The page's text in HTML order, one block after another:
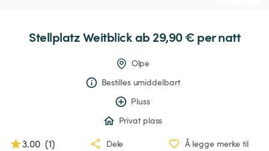
StellplatzWeitblick ab 29,90 € per natt
Olpe
Bestilles umiddelbart
Pluss
Privat plass
3.00 (1) Dele Å legge merke til